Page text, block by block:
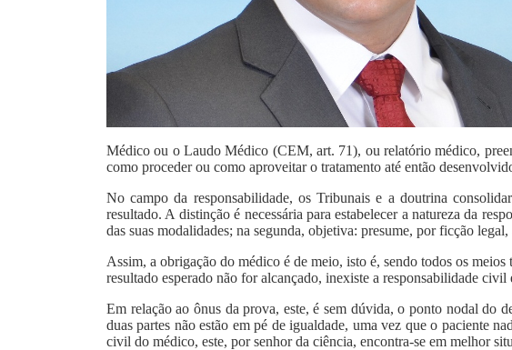
Médico ou o Laudo Médico (CEM, art. 71), ou relatório médico,
como proceder ou como aproveitar o tratamento até então
No campo da responsabilidade, os Tribunais e a doutrina
resultado. A distinção é necessária para estabelecer a natureza da
das suas modalidades; na segunda, objetiva: presume, por ficção
Assim, a obrigação do médico é de meio, isto é, sendo todos os
resultado esperado não for alcançado, inexiste a responsabilidade
Em relação ao ônus da prova, este, é sem dúvida, o ponto nodal do
duas partes não estão em pé de igualdade, uma vez que o paciente
civil do médico, este, por senhor da ciência, encontra-se em melhor